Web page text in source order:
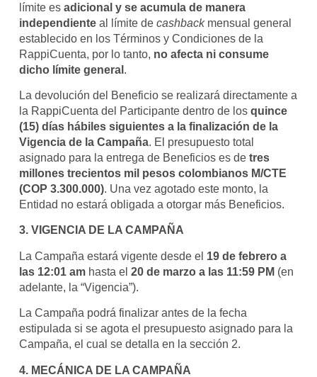
límite es adicional y se acumula de manera
independienteal límite de cashbackmensual general
establecido en los Términos y Condiciones de la
RappiCuenta, por lo tanto, no afecta ni consume
dicho límite general .
La devolución del Beneficio se realizará directamente a
la RappiCuenta del Participante dentro de los quince
(15) días hábiles siguientes a la finalización de la
Vigencia de la Campaña. El presupuesto total
asignado para la entrega de Beneficios es de tres
millones trecientos mil pesos colombianos M/CTE
(COP 3.300.000). Una vez agotado este monto, la
Entidad no estará obligada a otorgar más Beneficios.
3. VIGENCIA DE LA CAMPAÑA
La Campaña estará vigente desde el 19 de febrero a
las 12:01 am hasta el 20 de marzo a las 11:59 PM (en
adelante, la “Vigencia”).
La Campaña podrá finalizar antes de la fecha
estipulada si se agota el presupuesto asignado para la
Campaña, el cual se detalla en la sección 2.
4. MECÁNICA DE LA CAMPAÑA